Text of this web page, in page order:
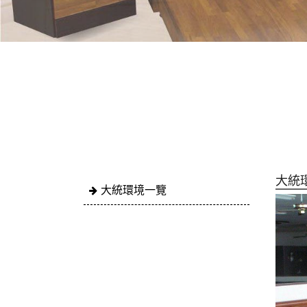
大統環境一覽
大統